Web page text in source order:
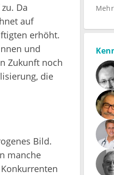
Da
auf
erhöht.
und
Zukunft noch
die
Bild.
manche